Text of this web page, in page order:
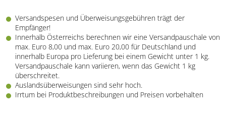
Versandspesen und Überweisungsgebühren trägt der
Empfänger!
Innerhalb Österreichs berechnen wir eine Versandpauschale von
max. Euro 8,00 und max. Euro 20,00 für Deutschland und
innerhalb Europa pro Lieferung bei einem Gewicht unter 1 kg.
Versandpauschale kann variieren, wenn das Gewicht 1 kg
überschreitet.
Auslandsüberweisungen sind sehr hoch.
Irrtum bei Produktbeschreibungen und Preisen vorbehalten